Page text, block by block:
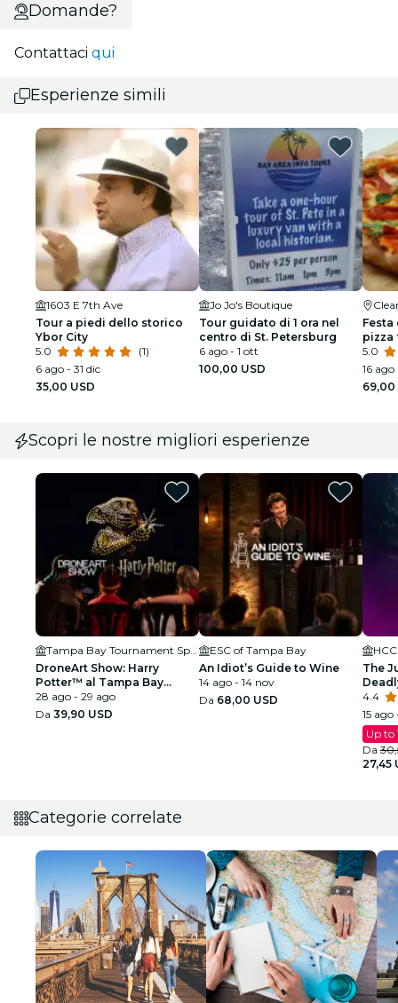
Domande?
Contattaci qui
Esperienze simili
1603 E 7th Ave
Tour a piedi dello storico
Ybor City
5.0
(1)
6 ago - 31 dic
35,00 USD
Jo Jo's Boutique
Tour guidato di 1 ora nel
centro di St. Petersburg
6 ago - 1 ott
100,00 USD
pizza
5.0
16 ago
69,00
Scopri le nostre migliori esperienze
Tampa Bay Tournament Sportsplex
DroneArt Show: Harry
Potter™ al Tampa Bay
Tournament Sportsplex
28 ago - 29 ago
Da 39,90 USD
ESC of Tampa Bay
An Idiot’s Guide to Wine
14 ago - 14 nov
Da 68,00 USD
The
4.4
15
Up to
Da
27,45
Categorie correlate